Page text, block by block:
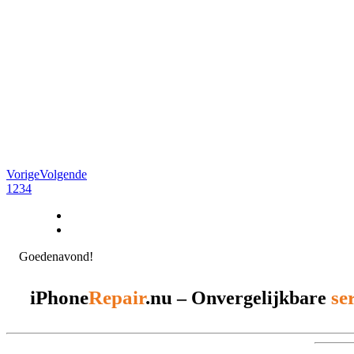
VorigeVolgende
1 234
Goedenavond!
iPhoneRepair.nu– Onvergelijkbare